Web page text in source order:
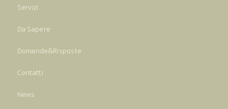
Servizi
Da Sapere
Domande&Risposte
Contatti
News